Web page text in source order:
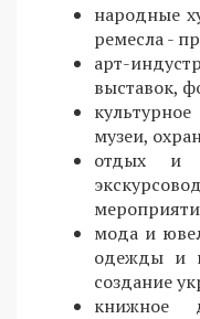
народные
ремесла -
арт-
выставок,
музеи,
отдых и
мода и
одежды и
создание
книжное